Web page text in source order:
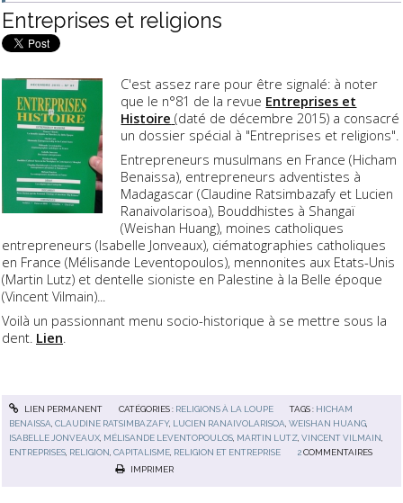
Entreprises et religions
C'est assez rare pour être signalé: à noter
que le n°81 de la revue Entreprises et
Histoire (daté de décembre 2015) a consacré
un dossier spécial à "Entreprises et religions".
Entrepreneurs musulmans en France (Hicham
Benaissa), entrepreneurs adventistes à
Madagascar (Claudine Ratsimbazafy et Lucien
Ranaivolarisoa), Bouddhistes à Shangaï
(Weishan Huang), moines catholiques
entrepreneurs (Isabelle Jonveaux), ciématographies catholiques
en France (Mélisande Leventopoulos), mennonites aux Etats-Unis
(Martin Lutz) et dentelle sioniste en Palestine à la Belle époque
(Vincent Vilmain)...
Voilà un passionnant menu socio-historique à se mettre sous la
dent. Lien.
LIEN PERMANENT CATÉGORIES : RELIGIONS À LA LOUPE TAGS : HICHAM
BENAISSA ,CLAUDINE RATSIMBAZAFY, LUCIEN RANAIVOLARISOA ,WEISHAN HUANG
ISABELLE JONVEAUX MÉLISANDE LEVENTOPOULOS MARTIN LUTZ ,VINCENT VILMAIN
ENTREPRISES RELIGION ,CAPITALISME RELIGION ET ENTREPRISE 2 COMMENTAIRES
IMPRIMER